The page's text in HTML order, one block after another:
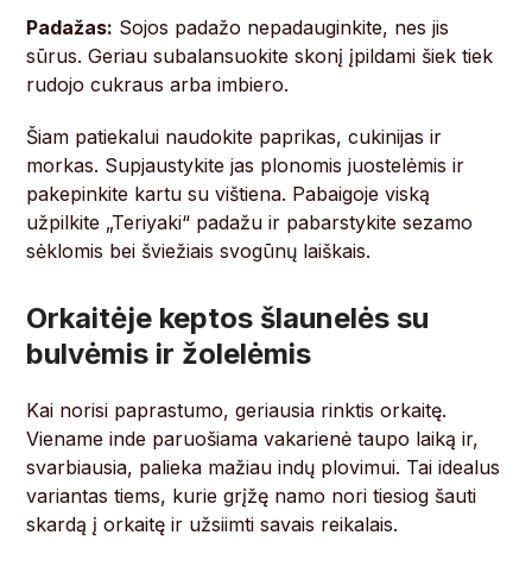
Padažas: Sojos padažo nepadauginkite, nes jis
sūrus. Geriau subalansuokite skonį įpildami šiek tiek
rudojo cukraus arba imbiero.
Šiam patiekalui naudokite paprikas, cukinijas ir
morkas. Supjaustykite jas plonomis juostelėmis ir
pakepinkite kartu su vištiena. Pabaigoje viską
užpilkite „Teriyaki“ padažu ir pabarstykite sezamo
sėklomis bei šviežiais svogūnų laiškais.
Orkaitėje keptos šlaunelės su
bulvėmis ir žolelėmis
Kai norisi paprastumo, geriausia rinktis orkaitę.
Viename inde paruošiama vakarienė taupo laiką ir,
svarbiausia, palieka mažiau indų plovimui. Tai idealus
variantas tiems, kurie grįžę namo nori tiesiog šauti
skardą į orkaitę ir užsiimti savais reikalais.